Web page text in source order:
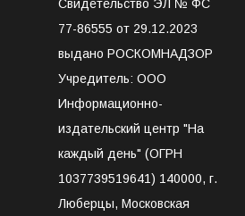
Свидетельство ЭЛ № ФС
77-86555 от 29.12.2023
выдано РОСКОМНАДЗОР
Учредитель: ООО
Информационно-
издательский центр "На
каждый день" (ОГРН
1037739519641) 140000, г.
Люберцы, Московская